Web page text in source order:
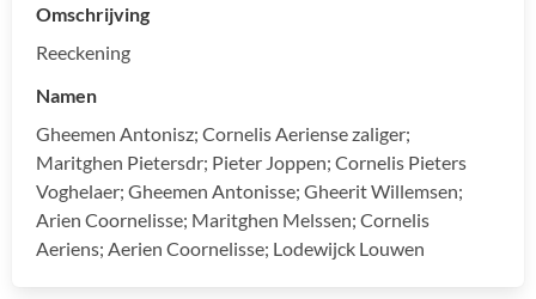
Omschrijving
Reeckening
Namen
Gheemen Antonisz; Cornelis Aeriense zaliger;
Maritghen Pietersdr; Pieter Joppen; Cornelis Pieters
Voghelaer; Gheemen Antonisse; Gheerit Willemsen;
Arien Coornelisse; Maritghen Melssen; Cornelis
Aeriens; Aerien Coornelisse; Lodewijck Louwen